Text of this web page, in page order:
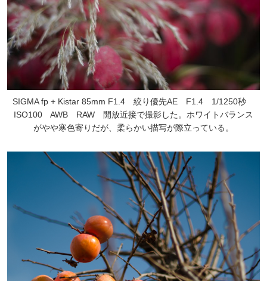
SIGMA fp + Kistar 85mm F1.4 絞り優先AE F1.4 1/1250秒
ISO100 AWB RAW 開放近接で撮影した。ホワイトバランス
がやや寒色寄りだが、柔らかい描写が際立っている。